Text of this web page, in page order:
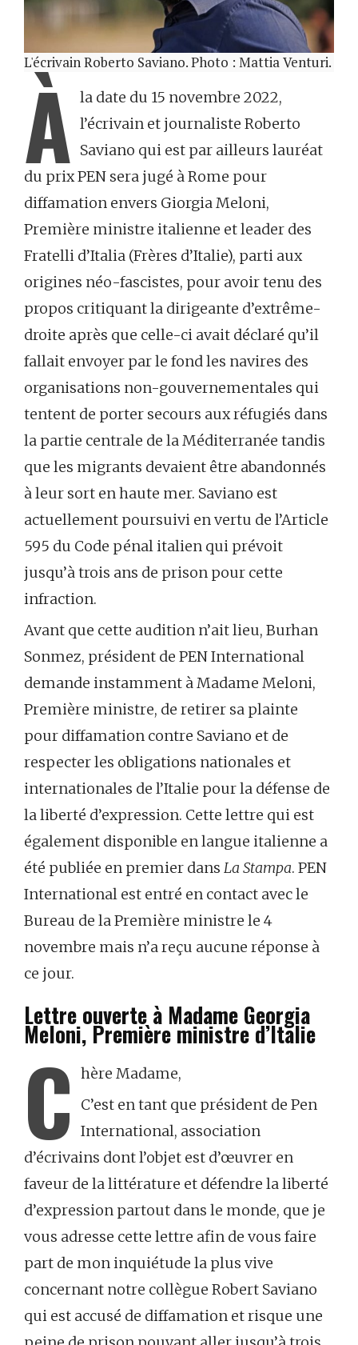
L'écrivain Roberto Saviano. Photo : Mattia Venturi.
À la date du 15 novembre 2022,
l’écrivain et journaliste Roberto
Saviano qui est par ailleurs lauréat
du prix PEN sera jugé à Rome pour
diffamation envers Giorgia Meloni,
Première ministre italienne et leader des
Fratelli d’Italia (Frères d’Italie), parti aux
origines néo-fascistes, pour avoir tenu des
propos critiquant la dirigeante d’extrême-
droite après que celle-ci avait déclaré qu’il
fallait envoyer par le fond les navires des
organisations non-gouvernementales qui
tentent de porter secours aux réfugiés dans
la partie centrale de la Méditerranée tandis
que les migrants devaient être abandonnés
à leur sort en haute mer. Saviano est
actuellement poursuivi en vertu de l’Article
595 du Code pénal italien qui prévoit
jusqu’à trois ans de prison pour cette
infraction.
Avant que cette audition n’ait lieu, Burhan
Sonmez, président de PEN International
demande instamment à Madame Meloni,
Première ministre, de retirer sa plainte
pour diffamation contre Saviano et de
respecter les obligations nationales et
internationales de l’Italie pour la défense de
la liberté d’expression. Cette lettre qui est
également disponible en langue italienne a
été publiée en premier dans La Stampa. PEN
International est entré en contact avec le
Bureau de la Première ministre le 4
novembre mais n’a reçu aucune réponse à
ce jour.
Lettre ouverte à Madame Georgia
Meloni, Première ministre d’Italie
C
hère Madame,
C’est en tant que président de Pen
International, association
d’écrivains dont l’objet est d’œuvrer en
faveur de la littérature et défendre la liberté
d’expression partout dans le monde, que je
vous adresse cette lettre afin de vous faire
part de mon inquiétude la plus vive
concernant notre collègue Robert Saviano
qui est accusé de diffamation et risque une